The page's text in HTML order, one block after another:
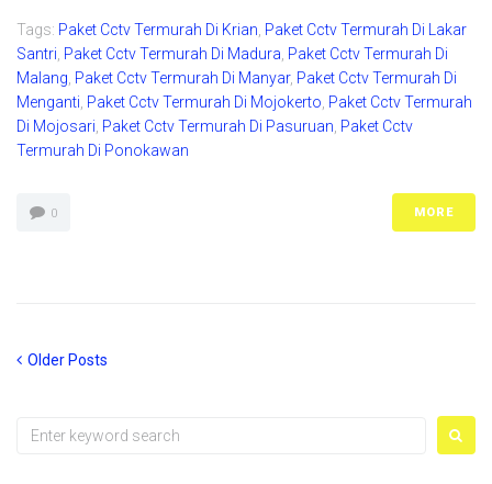
Tags: Paket Cctv Termurah Di Krian Paket Cctv Termurah Di Lakar
Santri Paket Cctv Termurah Di Madura Paket Cctv Termurah Di
Malang Paket Cctv Termurah Di Manyar, Paket Cctv Termurah Di
Menganti Paket Cctv Termurah Di Mojokerto Paket Cctv Termurah
Di Mojosari Paket Cctv Termurah Di Pasuruan Paket Cctv
Termurah Di Ponokawan
0 MORE
Posts
Older
Older Posts
Search